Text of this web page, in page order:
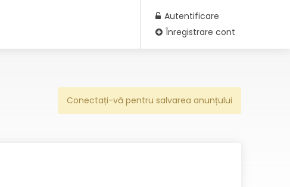
Autentificare
Înregistrare cont
Conectați-vă pentru salvarea anunțului